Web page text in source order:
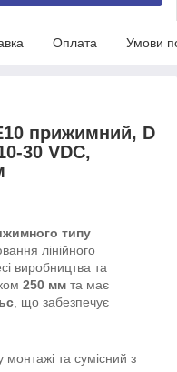
Оплата Умови
прижимний, D
30 VDC,
типу
лінійного
виробництва та
250 мм та має
, що забезпечує
монтажі та сумісний з